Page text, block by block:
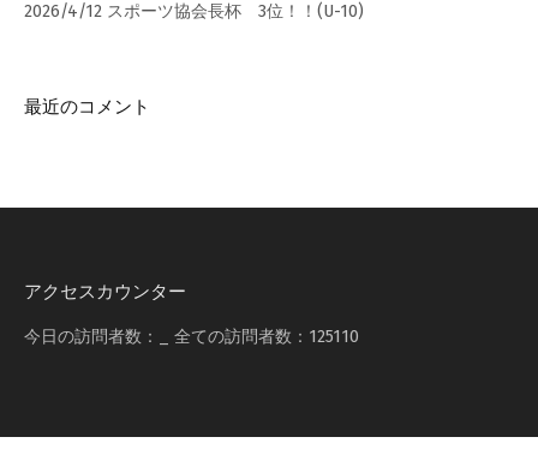
2026/4/12 スポーツ協会長杯 3位！！(U-10)
最近のコメント
アクセスカウンター
今日の訪問者数： 全ての訪問者数： 125110